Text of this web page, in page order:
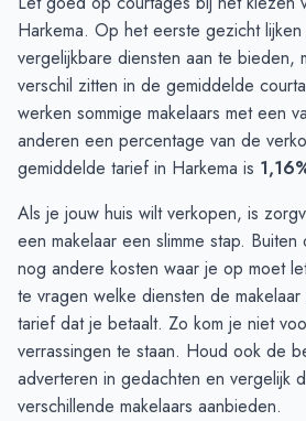
Harkema. Op het eerste gezicht lijken
vergelijkbare diensten aan te bieden,
verschil zitten in de gemiddelde
werken sommige makelaars met een
anderen een percentage van de
gemiddelde tarief in Harkema is
Als je jouw huis wilt verkopen, is
een makelaar een slimme stap.
nog andere kosten waar je op moet
te vragen welke diensten de
tarief dat je betaalt. Zo kom je niet
verrassingen te staan. Houd ook de
adverteren in gedachten en vergelijk
verschillende makelaars aanbieden.